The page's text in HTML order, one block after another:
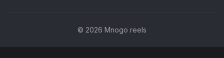
© 2026 Mnogo reels